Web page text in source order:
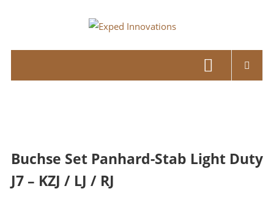
Exped
Buchse Set Panhard-Stab Light Duty
J7 – KZJ / LJ / RJ